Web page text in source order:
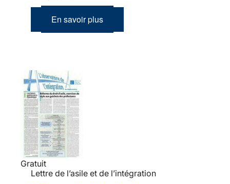
En savoir plus
Gratuit
Lettre de l’asile et de l’intégration